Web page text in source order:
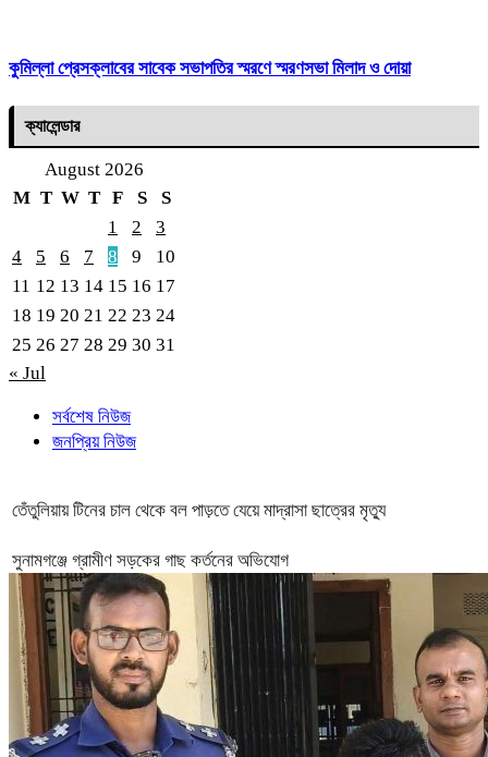
কুমিল্লা প্রেসক্লাবের সাবেক সভাপতির স্মরণে স্মরণসভা মিলাদ ও দোয়া
ক্যালেন্ডার
August 2026
M T W T F S
S
1
2
3
4
5 6 7 8 9
10
11 12 13 14 15 16 17
18 19 20 21 22 23 24
25 26 27 28 29 30 31
« Jul
সর্বশেষ নিউজ
জনপ্রিয় নিউজ
তেঁতুলিয়ায় টিনের চাল থেকে বল পাড়তে যেয়ে মাদ্রাসা ছাত্রের মৃত্যু
সুনামগঞ্জে গ্রামীণ সড়কের গাছ কর্তনের অভিযোগ